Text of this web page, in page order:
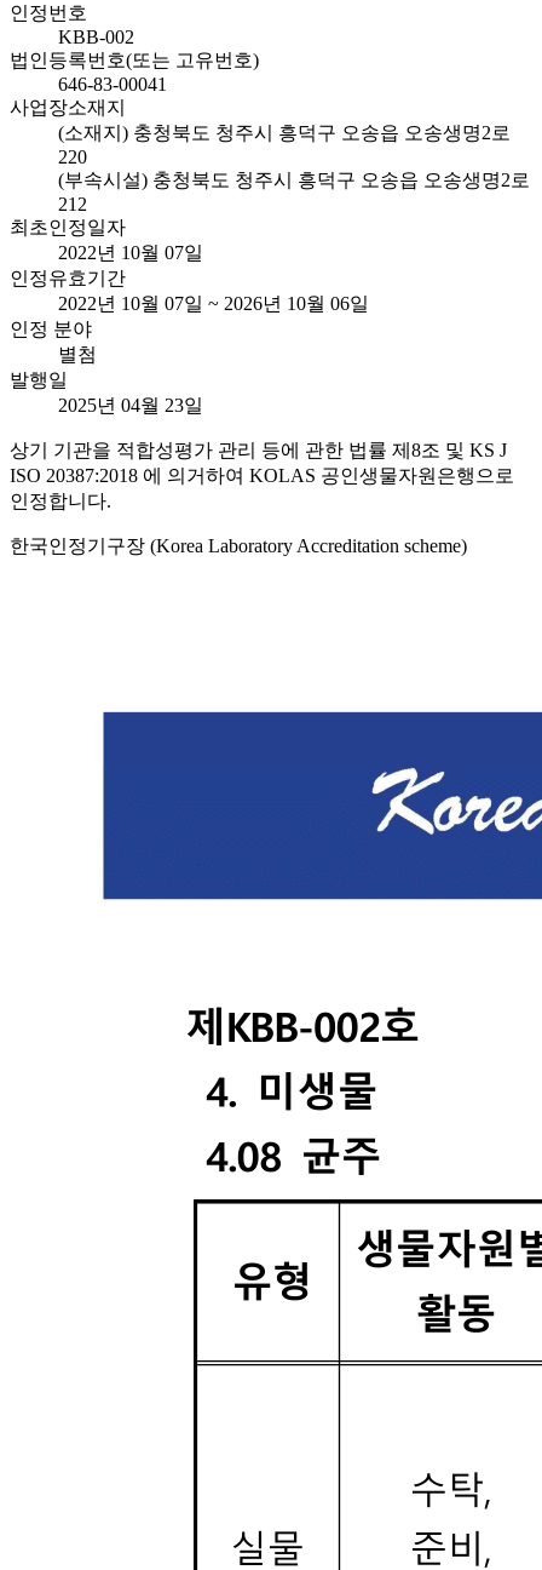
인정번호
KBB-002
법인등록번호(또는 고유번호)
646-83-00041
사업장소재지
(소재지) 충청북도 청주시 흥덕구 오송읍 오송생명2로
220
(부속시설) 충청북도 청주시 흥덕구 오송읍 오송생명2로
212
최초인정일자
2022년 10월 07일
인정유효기간
2022년 10월 07일 ~ 2026년 10월 06일
인정 분야
별첨
발행일
2025년 04월 23일
상기 기관을 적합성평가 관리 등에 관한 법률 제8조 및 KS J
ISO 20387:2018 에 의거하여 KOLAS 공인생물자원은행으로
인정합니다.
한국인정기구장 (Korea Laboratory Accreditation scheme)